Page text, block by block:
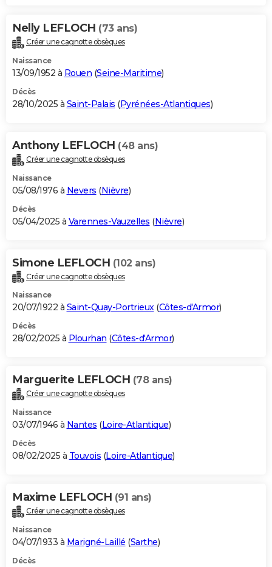
Bricolage
Lifestyle
Culture
Sport
Auto
Television
Voyage
Cinema
Nelly LEFLOCH (73 ans)
Créer une cagnotte obsèques
Naissance
13/09/1952 à Rouen (Seine-Maritime)
Décès
28/10/2025 à Saint-Palais (Pyrénées-Atlantiques)
Anthony LEFLOCH (48 ans)
Créer une cagnotte obsèques
Naissance
05/08/1976 à Nevers (Nièvre)
Décès
05/04/2025 à Varennes-Vauzelles (Nièvre)
Simone LEFLOCH (102 ans)
Créer une cagnotte obsèques
Naissance
20/07/1922 à Saint-Quay-Portrieux(Côtes-d'Armor)
Décès
28/02/2025 à Plourhan (Côtes-d'Armor)
Marguerite LEFLOCH (78 ans)
Créer une cagnotte obsèques
Naissance
03/07/1946 à Nantes (Loire-Atlantique)
Décès
08/02/2025 à Touvois (Loire-Atlantique)
Maxime LEFLOCH (91 ans)
Créer une cagnotte obsèques
Naissance
04/07/1933 à Marigné-Laillé (Sarthe)
Décès